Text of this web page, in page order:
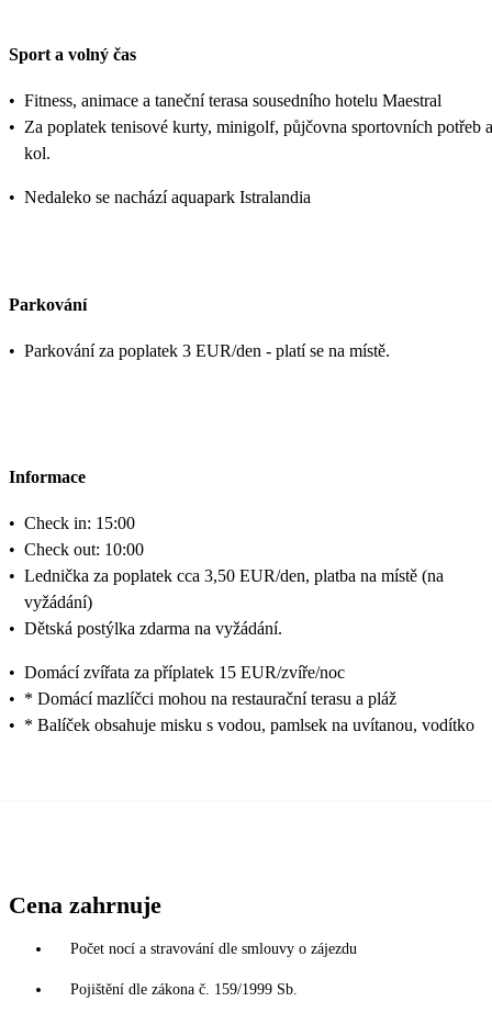
Sport a volný čas
• Fitness, animace a taneční terasa sousedního hotelu Maestral
• Za poplatek tenisové kurty, minigolf, půjčovna sportovních potřeb a
kol.
• Nedaleko se nachází aquapark Istralandia
Parkování
• Parkování za poplatek 3 EUR/den - platí se na místě.
Informace
• Check in: 15:00
• Check out: 10:00
• Lednička za poplatek cca 3,50 EUR/den, platba na místě (na
vyžádání)
• Dětská postýlka zdarma na vyžádání.
• Domácí zvířata za příplatek 15 EUR/zvíře/noc
• * Domácí mazlíčci mohou na restaurační terasu a pláž
• * Balíček obsahuje misku s vodou, pamlsek na uvítanou, vodítko
Cena zahrnuje
Počet nocí a stravování dle smlouvy o zájezdu
Pojištění dle zákona č. 159/1999 Sb.